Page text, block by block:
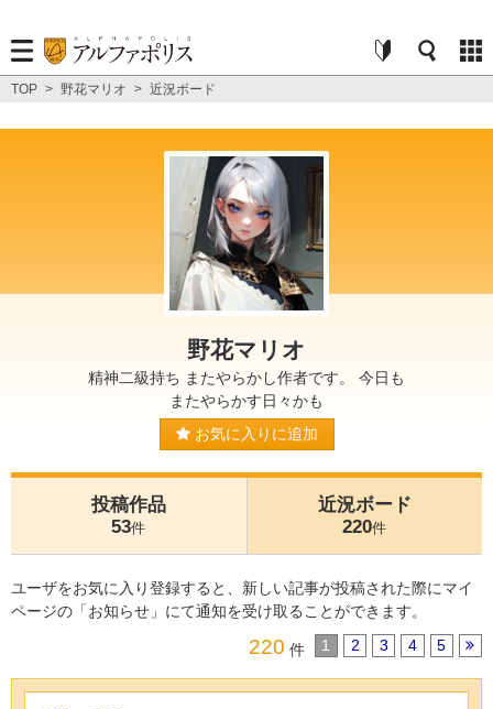
TOP > 野花マリオ > 近況ボード
野花マリオ
精神二級持ち またやらかし作者です。 今日も
またやらかす日々かも
お気に入りに追加
投稿作品
53件
近況ボード
220件
ユーザをお気に入り登録すると、新しい記事が投稿された際にマイ
ページの「お知らせ」にて通知を受け取ることができます。
220 件 1 2 3 4 5